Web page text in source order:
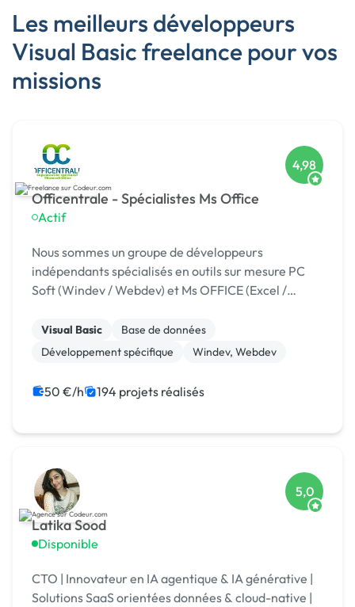
Les meilleurs développeurs
Visual Basic freelance pour vos
missions
Officentrale - Spécialistes Ms Office
Actif
4,98
Nous sommes un groupe de développeurs
indépendants spécialisés en outils sur mesure PC
Soft (Windev / Webdev) et Ms OFFICE (Excel /
centaines applications. Toujours intéressés par de
nouvelles co...
Visual Basic
Base de données
Développement spécifique
Windev, Webdev
50 €/h 194 projets réalisés
Latika Sood
Disponible
5,0
CTO | Innovateur en IA agentique & IA générative |
Solutions SaaS orientées données & cloud-native |